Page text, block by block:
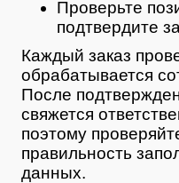
Проверьте
подтвердите
Каждый заказ
обрабатывается
После
свяжется
поэтому
правильность
данных.